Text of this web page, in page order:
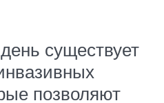
существует
позволяют